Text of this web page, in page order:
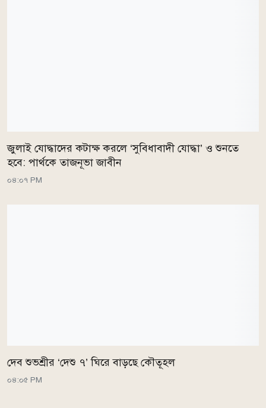
জুলাই যোদ্ধাদের কটাক্ষ করলে ‘সুবিধাবাদী যোদ্ধা’ ও শুনতে
হবে: পার্থকে তাজনূভা জাবীন
০৪:০৭ PM
দেব শুভশ্রীর ‘দেশু ৭’ ঘিরে বাড়ছে কৌতূহল
০৪:০৫ PM